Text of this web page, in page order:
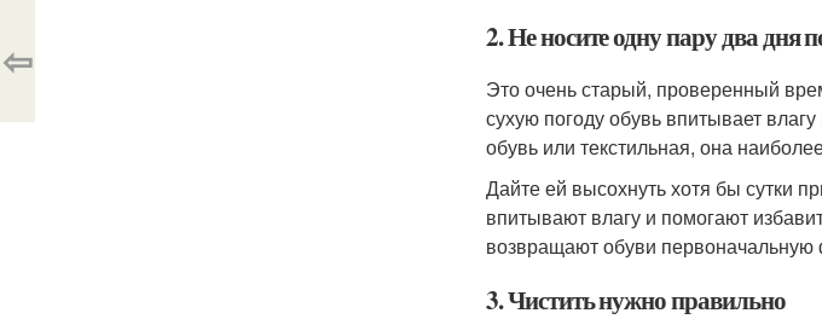
2. Не носите одну пару два дня
Это очень старый, проверенный
сухую погоду обувь впитывает
обувь или текстильная, она
Дайте ей высохнуть хотя бы сутки
впитывают влагу и помогают
возвращают обуви
3. Чистить нужно правильно
⇦